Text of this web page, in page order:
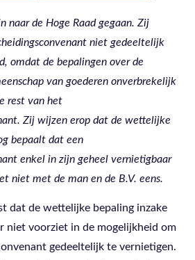
naar de Hoge Raad gegaan. Zij
niet gedeeltelijk
omdat de bepalingen over de
van goederen onverbrekelijk
rest van het
Zij wijzen erop dat de wettelijke
bepaalt dat een
enkel in zijn geheel vernietigbaar
niet met de man en de B.V. eens.
dat de wettelijke bepaling inzake
niet voorziet in de mogelijkheid om
gedeeltelijk te vernietigen.